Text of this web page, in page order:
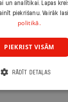
un analītikai. Lapas
piekrišanu. Vairāk lasi
politikā.
PIEKRIST VISĀM
RĀDĪT DETAĻAS